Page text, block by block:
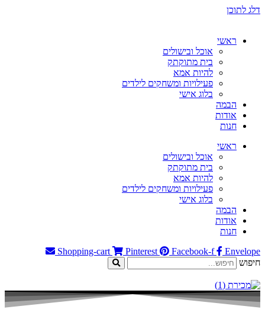
דלג לתוכן
ראשי
אוכל ובישולים
בית מתוקתק
להיות אמא
פעילויות ומשחקים לילדים
בלוג אישי
הבמה
אודות
חנות
ראשי
אוכל ובישולים
בית מתוקתק
להיות אמא
פעילויות ומשחקים לילדים
בלוג אישי
הבמה
אודות
חנות
Shopping-cart
Pinterest Facebook-f
Envelope
חיפוש